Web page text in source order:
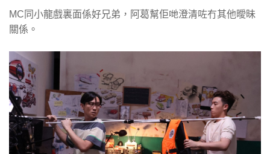
MC同小龍戲裏面係好兄弟，阿葛幫佢哋澄清咗冇其他曖昧
關係。